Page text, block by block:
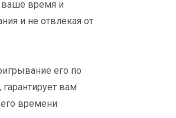
время и
и не отвлекая от
его по
вам
времени